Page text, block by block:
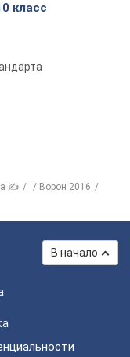
класс
✍
Ворон 2016
В начало